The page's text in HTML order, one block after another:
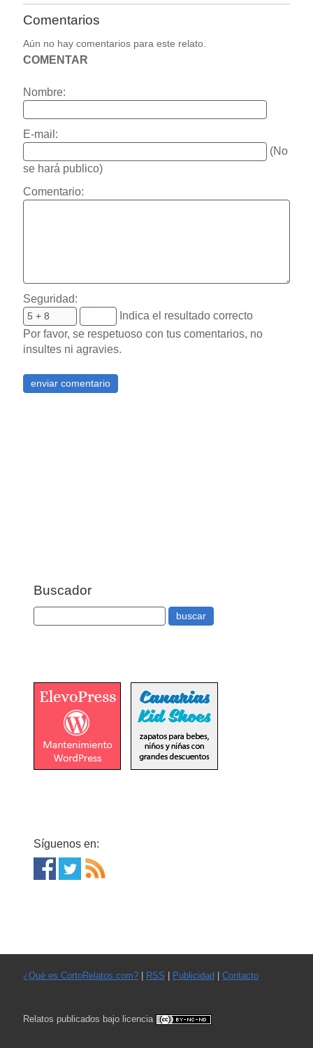
Comentarios
Aún no hay comentarios para este relato.
COMENTAR
Nombre:
E-mail:
(No
se hará publico)
Comentario:
Seguridad:
Indica el resultado correcto
Por favor, se respetuoso con tus comentarios, no
insultes ni agravies.
Buscador
Síguenos en:
¿Qué es CortoRelatos.com?| RSS Publicidad Contacto
Relatos publicados bajo licencia